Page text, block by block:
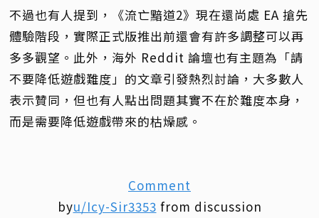
不過也有人提到，《流亡黯道2》現在還尚處 EA 搶先
體驗階段，實際正式版推出前還會有許多調整可以再
多多觀望。此外，海外 Reddit 論壇也有主題為「請
不要降低遊戲難度」的文章引發熱烈討論，大多數人
表示贊同，但也有人點出問題其實不在於難度本身，
而是需要降低遊戲帶來的枯燥感。
Comment
byu/Icy-Sir3353 from discussion